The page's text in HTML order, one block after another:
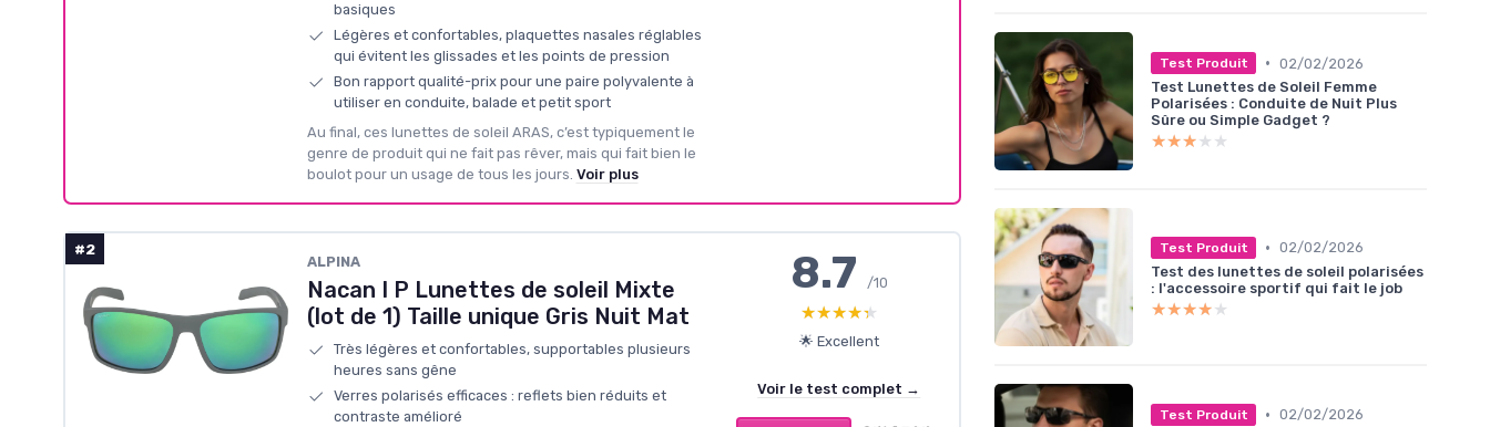
basiques
Légères et confortables, plaquettes nasales réglables
qui évitent les glissades et les points de pression
Bon rapport qualité-prix pour une paire polyvalente à
utiliser en conduite, balade et petit sport
Au final, ces lunettes de soleil ARAS, c’est typiquement le
genre de produit qui ne fait pas rêver, mais qui fait bien le
boulot pour un usage de tous les jours. Voir plus
#2
ALPINA
Nacan I P Lunettes de soleil Mixte
(lot de 1) Taille unique Gris Nuit Mat
Très légères et confortables, supportables plusieurs
heures sans gêne
Verres polarisés efficaces : reflets bien réduits et
contraste amélioré
8.7 /10
★★★★★
★★★★★
🌟 Excellent
Voir le test complet →
Test Produit • 02/02/2026
Test Lunettes de Soleil Femme
Polarisées : Conduite de Nuit Plus
Sûre ou Simple Gadget ?
★★★★★
★★★★★
Test Produit • 02/02/2026
Test des lunettes de soleil polarisées
: l'accessoire sportif qui fait le job
★★★★★
★★★★★
Test Produit • 02/02/2026